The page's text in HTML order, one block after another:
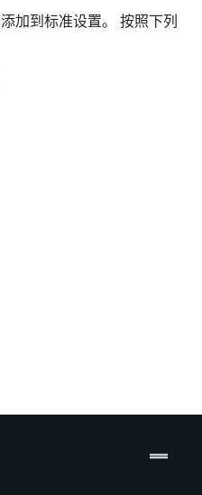
添加到标准设置。 按照下列